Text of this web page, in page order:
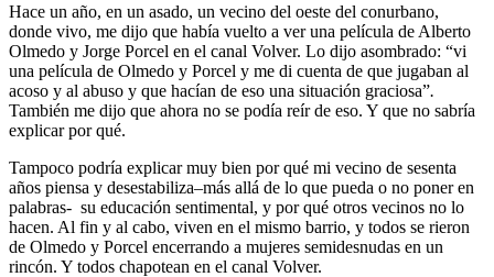
Hace un año, en un asado, un vecino del oeste del conurbano,
donde vivo, me dijo que había vuelto a ver una película de Alberto
Olmedo y Jorge Porcel en el canal Volver. Lo dijo asombrado: “vi
una película de Olmedo y Porcel y me di cuenta de que jugaban al
acoso y al abuso y que hacían de eso una situación graciosa”.
También me dijo que ahora no se podía reír de eso. Y que no sabría
explicar por qué.
Tampoco podría explicar muy bien por qué mi vecino de sesenta
años piensa y desestabiliza–más allá de lo que pueda o no poner en
palabras- su educación sentimental, y por qué otros vecinos no lo
hacen. Al fin y al cabo, viven en el mismo barrio, y todos se rieron
de Olmedo y Porcel encerrando a mujeres semidesnudas en un
rincón. Y todos chapotean en el canal Volver.